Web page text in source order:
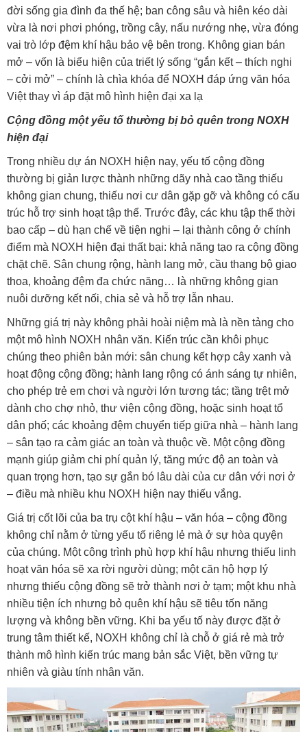
đời sống gia đình đa thế hệ; ban công sâu và hiên kéo dài
vừa là nơi phơi phóng, trồng cây, nấu nướng nhẹ, vừa đóng
vai trò lớp đệm khí hậu bảo vệ bên trong. Không gian bán
mở – vốn là biểu hiện của triết lý sống “gắn kết – thích nghi
– cởi mở” – chính là chìa khóa để NOXH đáp ứng văn hóa
Việt thay vì áp đặt mô hình hiện đại xa lạ
Cộng đồng một yếu tố thường bị bỏ quên trong NOXH
hiện đại
Trong nhiều dự án NOXH hiện nay, yếu tố cộng đồng
thường bị giản lược thành những dãy nhà cao tầng thiếu
không gian chung, thiếu nơi cư dân gặp gỡ và không có cấu
trúc hỗ trợ sinh hoạt tập thể. Trước đây, các khu tập thể thời
bao cấp – dù hạn chế về tiện nghi – lại thành công ở chính
điểm mà NOXH hiện đại thất bại: khả năng tạo ra cộng đồng
chặt chẽ. Sân chung rộng, hành lang mở, cầu thang bộ giao
thoa, khoảng đệm đa chức năng… là những không gian
nuôi dưỡng kết nối, chia sẻ và hỗ trợ lẫn nhau.
Những giá trị này không phải hoài niệm mà là nền tảng cho
một mô hình NOXH nhân văn. Kiến trúc cần khôi phục
chúng theo phiên bản mới: sân chung kết hợp cây xanh và
hoạt động cộng đồng; hành lang rộng có ánh sáng tự nhiên,
cho phép trẻ em chơi và người lớn tương tác; tầng trệt mở
dành cho chợ nhỏ, thư viện cộng đồng, hoặc sinh hoạt tổ
dân phố; các khoảng đệm chuyển tiếp giữa nhà – hành lang
– sân tạo ra cảm giác an toàn và thuộc về. Một cộng đồng
mạnh giúp giảm chi phí quản lý, tăng mức độ an toàn và
quan trọng hơn, tạo sự gắn bó lâu dài của cư dân với nơi ở
– điều mà nhiều khu NOXH hiện nay thiếu vắng.
Giá trị cốt lõi của ba trụ cột khí hậu – văn hóa – cộng đồng
không chỉ nằm ở từng yếu tố riêng lẻ mà ở sự hòa quyện
của chúng. Một công trình phù hợp khí hậu nhưng thiếu linh
hoạt văn hóa sẽ xa rời người dùng; một căn hộ hợp lý
nhưng thiếu cộng đồng sẽ trở thành nơi ở tạm; một khu nhà
nhiều tiện ích nhưng bỏ quên khí hậu sẽ tiêu tốn năng
lượng và không bền vững. Khi ba yếu tố này được đặt ở
trung tâm thiết kế, NOXH không chỉ là chỗ ở giá rẻ mà trở
thành mô hình kiến trúc mang bản sắc Việt, bền vững tự
nhiên và giàu tính nhân văn.